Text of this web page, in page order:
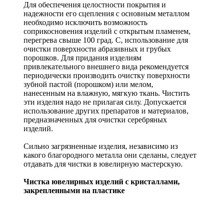
Для обеспечения целостности покрытия и
надежности его сцепления с основным металлом
необходимо исключить возможность
соприкосновения изделий с открытым пламенем,
перегрева свыше 100 град. С, использование для
очистки поверхности абразивных и грубых
порошков. Для придания изделиям
привлекательного внешнего вида рекомендуется
периодически производить очистку поверхности
зубной пастой (порошком) или мелом,
нанесенным на влажную, мягкую ткань. Чистить
эти изделия надо не прилагая силу. Допускается
использование других препаратов и материалов,
предназначенных для очистки серебряных
изделий.
Сильно загрязненные изделия, независимо из
какого благородного металла они сделаны, следует
отдавать для чистки в ювелирную мастерскую.
Чистка ювелирных изделий с кристаллами,
закрепленными на пластике